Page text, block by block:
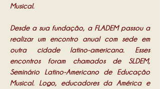
Musical.
Desde a sua fundação, a FLADEM passou a
realizar um encontro anual com sede em
outra cidade latino-americana. Esses
encontros foram chamados de SLDEM,
Seminário Latino-Americano de Educação
Musical. Logo, educadores da América e